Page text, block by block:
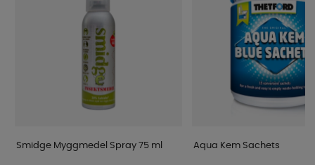
Smidge Myggmedel Spray 75 ml Aqua Kem Sachets